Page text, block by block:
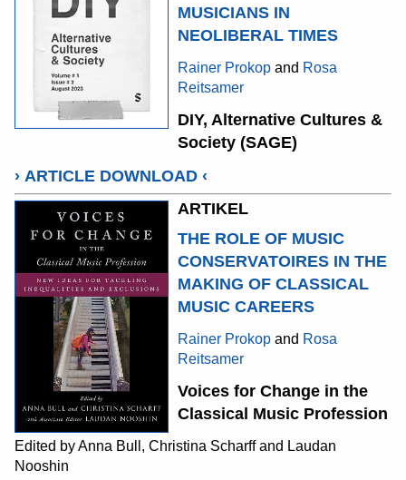
MUSICIANS IN
NEOLIBERAL TIMES
Rainer Prokop and Rosa
Reitsamer
DIY, Alternative Cultures &
Society (SAGE)
› ARTICLE DOWNLOAD ‹
ARTIKEL
THE ROLE OF MUSIC
CONSERVATOIRES IN THE
MAKING OF CLASSICAL
MUSIC CAREERS
Rainer Prokop and Rosa
Reitsamer
Voices for Change in the
Classical Music Profession
Edited by Anna Bull, Christina Scharff and Laudan
Nooshin